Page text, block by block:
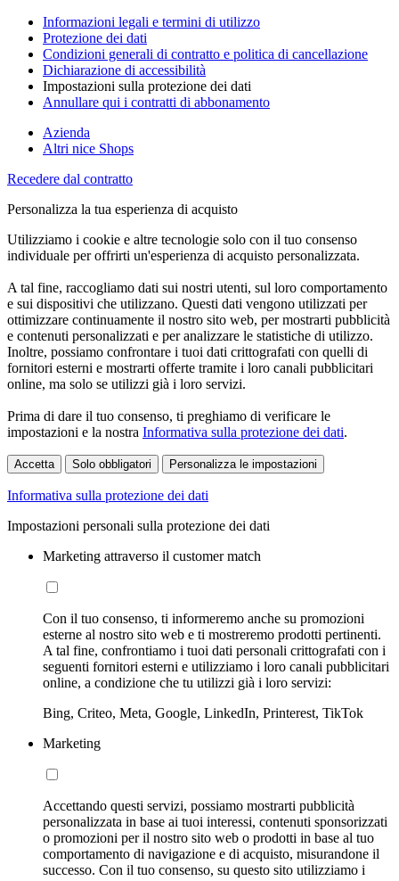
Informazioni legali e termini di utilizzo
Protezione dei dati
Condizioni generali di contratto e politica di cancellazione
Dichiarazione di accessibilità
Impostazioni sulla protezione dei dati
Annullare qui i contratti di abbonamento
Azienda
Altri nice Shops
Recedere dal contratto
Personalizza la tua esperienza di acquisto
Utilizziamo i cookie e altre tecnologie solo con il tuo consenso
individuale per offrirti un'esperienza di acquisto personalizzata.
A tal fine, raccogliamo dati sui nostri utenti, sul loro comportamento
e sui dispositivi che utilizzano. Questi dati vengono utilizzati per
ottimizzare continuamente il nostro sito web, per mostrarti pubblicità
e contenuti personalizzati e per analizzare le statistiche di utilizzo.
Inoltre, possiamo confrontare i tuoi dati crittografati con quelli di
fornitori esterni e mostrarti offerte tramite i loro canali pubblicitari
online, ma solo se utilizzi già i loro servizi.
Prima di dare il tuo consenso, ti preghiamo di verificare le
impostazioni e la nostra Informativa sulla protezione dei dati.
Accetta Solo obbligatori Personalizza le impostazioni
Informativa sulla protezione dei dati
Impostazioni personali sulla protezione dei dati
Marketing attraverso il customer match
Con il tuo consenso, ti informeremo anche su promozioni
esterne al nostro sito web e ti mostreremo prodotti pertinenti.
A tal fine, confrontiamo i tuoi dati personali crittografati con i
seguenti fornitori esterni e utilizziamo i loro canali pubblicitari
online, a condizione che tu utilizzi già i loro servizi:
Bing, Criteo, Meta, Google, LinkedIn, Printerest, TikTok
Marketing
Accettando questi servizi, possiamo mostrarti pubblicità
personalizzata in base ai tuoi interessi, contenuti sponsorizzati
o promozioni per il nostro sito web o prodotti in base al tuo
comportamento di navigazione e di acquisto, misurandone il
successo. Con il tuo consenso, su questo sito utilizziamo i